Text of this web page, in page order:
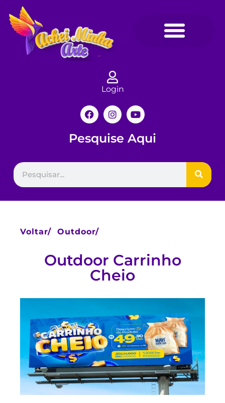
Login
Pesquise Aqui
Voltar/ Outdoor/
Outdoor Carrinho
Cheio